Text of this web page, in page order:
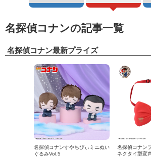
名探偵コナンの記事一覧
名探偵コナン最新プライズ
名探偵コナンすやちびぃミニぬい
ぐるみVol.5
名探偵コナン
ネクタイ型変